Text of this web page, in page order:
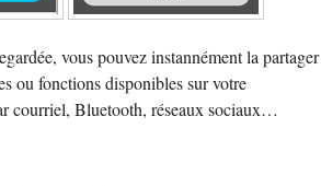
vous pouvez instannément la partager
ou fonctions disponibles sur votre
courriel, Bluetooth, réseaux sociaux…